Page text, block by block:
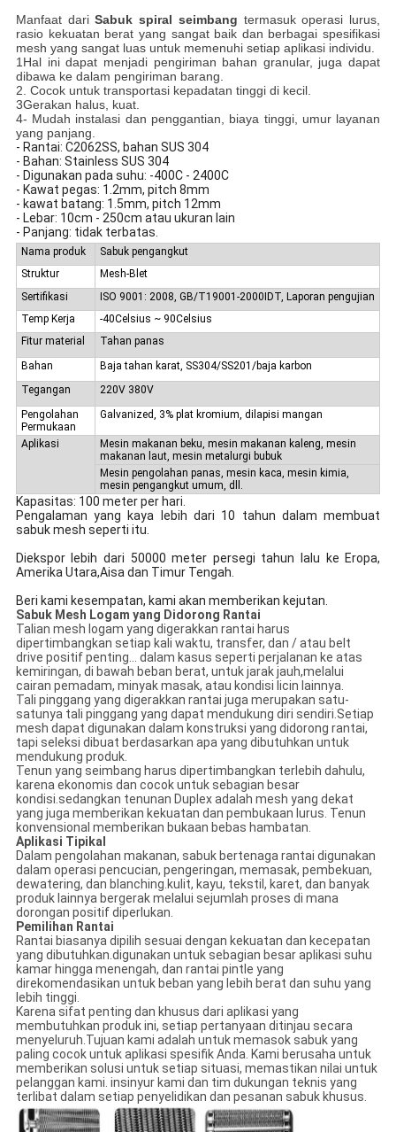
Manfaat dari Sabuk spiral seimbang termasuk operasi lurus,
rasio kekuatan berat yang sangat baik dan berbagai spesifikasi
mesh yang sangat luas untuk memenuhi setiap aplikasi individu.
1Hal ini dapat menjadi pengiriman bahan granular, juga dapat
dibawa ke dalam pengiriman barang.
2. Cocok untuk transportasi kepadatan tinggi di kecil.
3Gerakan halus, kuat.
4- Mudah instalasi dan penggantian, biaya tinggi, umur layanan
yang panjang.
- Rantai: C2062SS, bahan SUS 304
- Bahan: Stainless SUS 304
- Digunakan pada suhu: -400C - 2400C
- Kawat pegas: 1.2mm, pitch 8mm
- kawat batang: 1.5mm, pitch 12mm
- Lebar: 10cm - 250cm atau ukuran lain
- Panjang: tidak terbatas.
Nama produk
Sabuk pengangkut
Struktur
Mesh-Blet
Sertifikasi
ISO 9001: 2008, GB/T19001-2000IDT, Laporan pengujian
Temp Kerja
-40Celsius ~ 90Celsius
Fitur material
Tahan panas
Bahan
Baja tahan karat, SS304/SS201/baja karbon
Tegangan
220V 380V
Pengolahan
Permukaan
Galvanized, 3% plat kromium, dilapisi mangan
Aplikasi
Mesin makanan beku, mesin makanan kaleng, mesin
makanan laut, mesin metalurgi bubuk
Mesin pengolahan panas, mesin kaca, mesin kimia,
mesin pengangkut umum, dll.
Kapasitas: 100 meter per hari.
Pengalaman yang kaya lebih dari 10 tahun dalam membuat
sabuk mesh seperti itu.
Diekspor lebih dari 50000 meter persegi tahun lalu ke Eropa,
Amerika Utara,Aisa dan Timur Tengah.
Beri kami kesempatan, kami akan memberikan kejutan.
Sabuk Mesh Logam yang Didorong Rantai
Talian mesh logam yang digerakkan rantai harus
dipertimbangkan setiap kali waktu, transfer, dan / atau belt
drive positif penting... dalam kasus seperti perjalanan ke atas
kemiringan, di bawah beban berat, untuk jarak jauh,melalui
cairan pemadam, minyak masak, atau kondisi licin lainnya.
Tali pinggang yang digerakkan rantai juga merupakan satu-
satunya tali pinggang yang dapat mendukung diri sendiri.Setiap
mesh dapat digunakan dalam konstruksi yang didorong rantai,
tapi seleksi dibuat berdasarkan apa yang dibutuhkan untuk
mendukung produk.
Tenun yang seimbang harus dipertimbangkan terlebih dahulu,
karena ekonomis dan cocok untuk sebagian besar
kondisi.sedangkan tenunan Duplex adalah mesh yang dekat
yang juga memberikan kekuatan dan pembukaan lurus. Tenun
konvensional memberikan bukaan bebas hambatan.
Aplikasi Tipikal
Dalam pengolahan makanan, sabuk bertenaga rantai digunakan
dalam operasi pencucian, pengeringan, memasak, pembekuan,
dewatering, dan blanching.kulit, kayu, tekstil, karet, dan banyak
produk lainnya bergerak melalui sejumlah proses di mana
dorongan positif diperlukan.
Pemilihan Rantai
Rantai biasanya dipilih sesuai dengan kekuatan dan kecepatan
yang dibutuhkan.digunakan untuk sebagian besar aplikasi suhu
kamar hingga menengah, dan rantai pintle yang
direkomendasikan untuk beban yang lebih berat dan suhu yang
lebih tinggi.
Karena sifat penting dan khusus dari aplikasi yang
membutuhkan produk ini, setiap pertanyaan ditinjau secara
menyeluruh.Tujuan kami adalah untuk memasok sabuk yang
paling cocok untuk aplikasi spesifik Anda. Kami berusaha untuk
memberikan solusi untuk setiap situasi, memastikan nilai untuk
pelanggan kami. insinyur kami dan tim dukungan teknis yang
terlibat dalam setiap penyelidikan dan pesanan sabuk khusus.